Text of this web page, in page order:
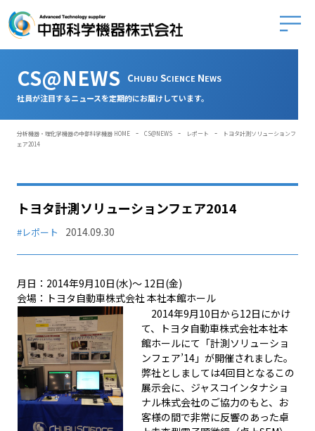
中部科
CS@NEWS CHUBU SCIENCE NEWS
社員が注目するニュースを定期的にお届けしています。
分析機器・理化学機器の中部科学機器 HOME - CS@NEWS - レポート -
トヨタ計測ソリューションフ
ェア2014
トヨタ計測ソリューションフェア2014
#レポート 2014.09.30
月日：2014年9月10日(水)～ 12日(金)
会場：トヨタ自動車株式会社 本社本館ホール
2014年9月10日から12日にかけ
て、トヨタ自動車株式会社本社本
館ホールにて「計測ソリューショ
ンフェア’14」が開催されました。
弊社としましては4回目となるこの
展示会に、ジャスコインタナショ
ナル株式会社のご協力のもと、お
客様の間で非常に反響のあった卓